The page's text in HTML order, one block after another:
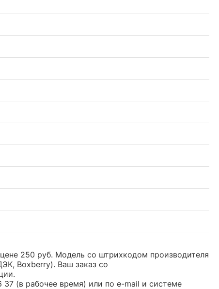
250 руб. Модель со штрихкодом производителя
Boxberry). Ваш заказ со
37 (в рабочее время) или по e-mail и системе